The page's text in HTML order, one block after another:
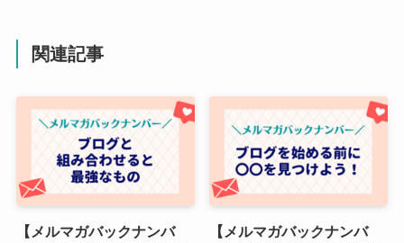
関連記事
【メルマガバックナンバ
【メルマガバックナンバ